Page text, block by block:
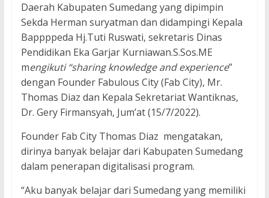
Daerah Kabupaten Sumedang yang dipimpin
Sekda Herman suryatman dan didampingi Kepala
Bappppeda Hj.Tuti Ruswati, sekretaris Dinas
Pendidikan Eka Garjar Kurniawan.S.Sos.ME
mengikuti “sharing knowledge and experience”
dengan Founder Fabulous City (Fab City), Mr.
Thomas Diaz dan Kepala Sekretariat Wantiknas,
Dr. Gery Firmansyah, Jum’at (15/7/2022).
Founder Fab City Thomas Diaz mengatakan,
dirinya banyak belajar dari Kabupaten Sumedang
dalam penerapan digitalisasi program.
“Aku banyak belajar dari Sumedang yang memiliki